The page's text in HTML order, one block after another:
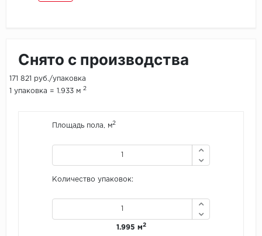
Jinan PDM
Снято с производства
171 821 руб./упаковка
1 упаковка = 1.933 м 2
Площадь пола, м2
Количество упаковок:
1.995 м2